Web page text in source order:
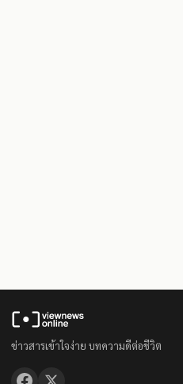
ข่าวสารเข้าใจง่าย บทความดีต่อชีวิต